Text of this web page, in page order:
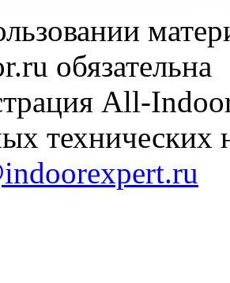
обязательна
All-
технических